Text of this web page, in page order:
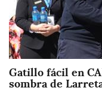
Gatillo fácil en
sombra de